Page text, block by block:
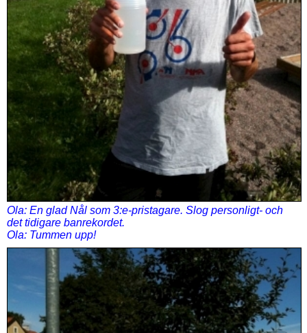
Ola: En glad Nål som 3:e-pristagare. Slog personligt- och
det tidigare banrekordet.
Ola: Tummen upp!